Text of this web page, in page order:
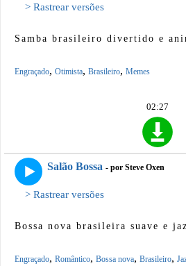
> Rastrear versões
Samba brasileiro divertido e
Engraçado, Otimista, Brasileiro, Memes
02:27
Salão Bossa - por Steve Oxen
> Rastrear versões
Bossa nova brasileira suave e
Engraçado, Romântico, Bossa nova, Brasileiro,